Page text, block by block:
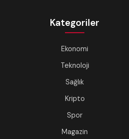
Kategoriler
Ekonomi
Teknoloji
Sağlık
Kripto
Spor
Magazin